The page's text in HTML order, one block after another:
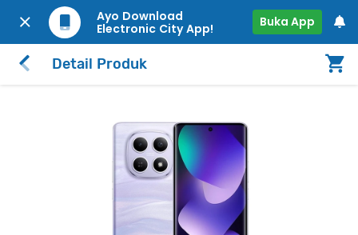
Ayo Download
Electronic City App!
Buka App
Detail Produk